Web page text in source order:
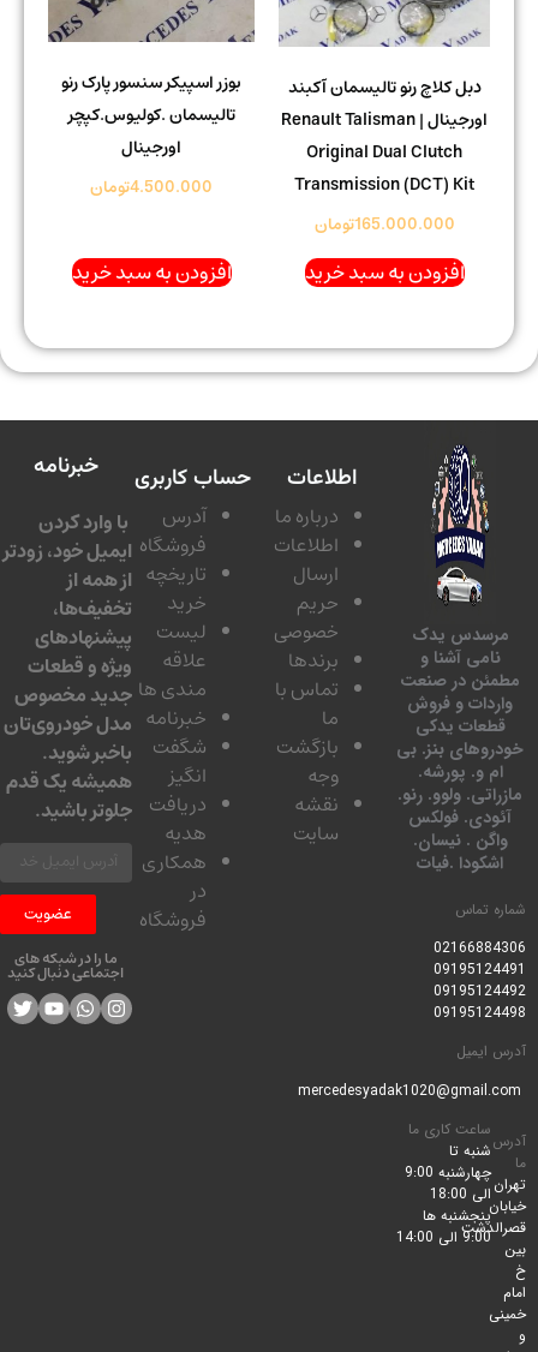
دبل کلاچ رنو تالیسمان آکبند
اورجینال | Renault Talisman
Original Dual Clutch
Transmission (DCT) Kit
165.000.000تومان
افزودن به سبد خرید
بوزر اسپیکر سنسور پارک رنو
تالیسمان .کولیوس.کپچر
اورجینال
4.500.000تومان
افزودن به سبد خرید
یدک
آشنا و
در صنعت
و فروش
یدکی
بنز. بی
و. پورشه.
ولوو. رنو.
فولکس
. نیسان.
.فیات
تماس
ساعت کاری ما
شنبه تا
چهارشنبه 9:00
الی 18:00
پنجشنبه ها
9:00 الی 14:00
اطلاعات
درباره ما
اطلاعات
ارسال
حریم
خصوصی
برندها
تماس با
بازگشت
نقشه
سایت
حساب کاربری
آدرس
فروشگاه
تاریخچه
لیست
مندی ها
خبرنامه
شگفت
دریافت
همکاری
فروشگاه
خبرنامه
با وارد کردن
ایمیل خود، زودتر
از همه از
تخفیف‌ها،
پیشنهادهای
ویژه و قطعات
جدید مخصوص
مدل خودروی‌تان
باخبر شوید.
همیشه یک قدم
جلوتر باشید.
عضویت
ما را در شبکه های
اجتماعی دنبال کنید